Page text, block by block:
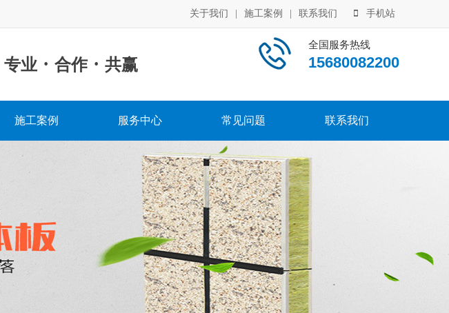
关于我们 施工案例 联系我们 手机站
专业 · 合作 · 共赢
全国服务热线
15680082200
施工案例 服务中心 常见问题 联系我们